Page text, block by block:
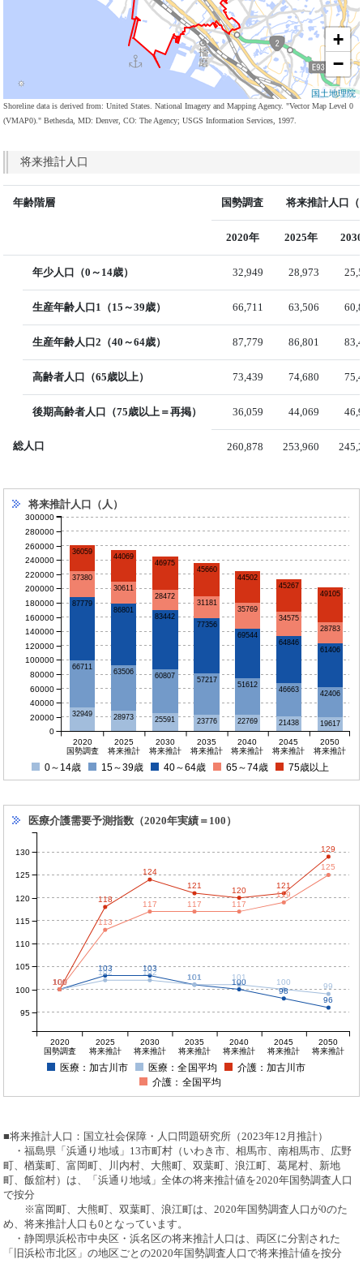
+
−
国土地理院
Shoreline data is derived from: United States. National Imagery and Mapping Agency. "Vector Map Level 0
(VMAP0)." Bethesda, MD: Denver, CO: The Agency; USGS Information Services, 1997.
将来推計人口
年齢階層 国勢調査 将来推計人口（
2020年 2025年
年少人口（0～14歳） 32,949 28,973
生産年齢人口1（15～39歳） 66,711 63,506
生産年齢人口2（40～64歳） 87,779 86,801
高齢者人口（65歳以上） 73,439 74,680
後期高齢者人口（75歳以上＝再掲） 36,059 44,069
総人口 260,878 253,960
将来推計人口（人）
32949 28973 25591 23776 22769 21438 19617
66711
63506
60807 57217
51612
46663
42406
87779
86801
83442
77356
69544
64846
61406
37380
30611
28472
31181
35769
34575
28783
36059
44069
46975
45660
44502
45267
49105
2020
国勢調査
2025
将来推計
2030
将来推計
2035
将来推計
2040
将来推計
2045
将来推計
2050
将来推計
0
20000
40000
60000
80000
100000
120000
140000
160000
180000
200000
220000
240000
260000
280000
300000
0～14歳 15～39歳 40～64歳 65～74歳 75歳以上
医療介護需要予測指数（2020年実績＝100）
100
103
103
101
100
98
96
100
102 102
101 101
100
99
100
118
124
121
120
121
129
100
113
117 117 117
119
125
2020
国勢調査
2025
将来推計
2030
将来推計
2035
将来推計
2040
将来推計
2045
将来推計
2050
将来推計
95
100
105
110
115
120
125
130
医療：加古川市 医療：全国平均
介護：加古川市
介護：全国平均
■将来推計人口：国立社会保障・人口問題研究所（2023年12月推計）
・福島県「浜通り地域」13市町村（いわき市、相馬市、南相馬市、広野
町、楢葉町、富岡町、川内村、大熊町、双葉町、浪江町、葛尾村、新地
町、飯舘村）は、「浜通り地域」全体の将来推計値を2020年国勢調査人口
で按分
※富岡町、大熊町、双葉町、浪江町は、2020年国勢調査人口が0のた
め、将来推計人口も0となっています。
・静岡県浜松市中央区・浜名区の将来推計人口は、両区に分割された
「旧浜松市北区」の地区ごとの2020年国勢調査人口で将来推計値を按分